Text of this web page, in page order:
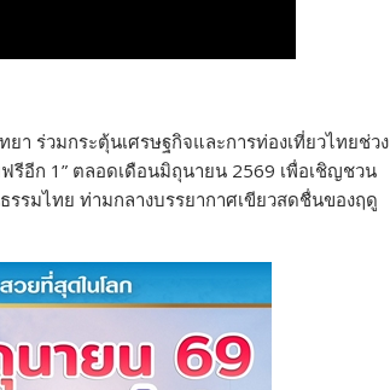
ร่วมกระตุ้นเศรษฐกิจและการท่องเที่ยวไทยช่วง
รีอีก 1” ตลอดเดือนมิถุนายน 2569 เพื่อเชิญชวน
รมไทย ท่ามกลางบรรยากาศเขียวสดชื่นของฤดู